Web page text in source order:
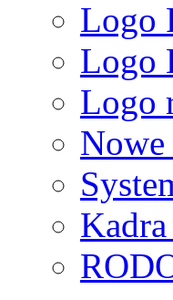
Logo
Logo
Logo